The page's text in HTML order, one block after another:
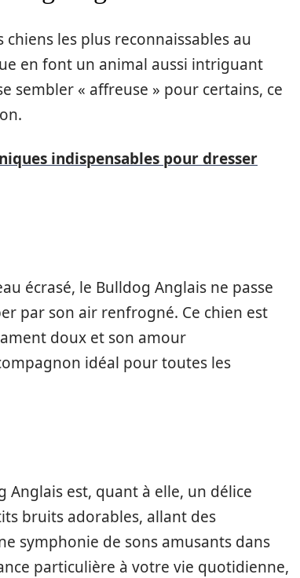
chiens les plus reconnaissables au
en font un animal aussi intriguant
sembler « affreuse » pour certains, ce
indispensables pour dresser
écrasé, le Bulldog Anglais ne passe
par son air renfrogné. Ce chien est
doux et son amour
idéal pour toutes les
Anglais est, quant à elle, un délice
bruits adorables, allant des
symphonie de sons amusants dans
particulière à votre vie quotidienne,